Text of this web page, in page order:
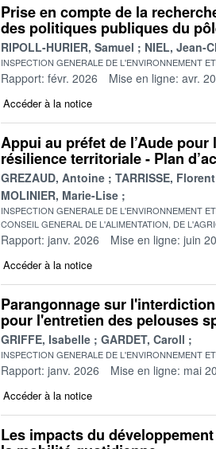
Prise en compte de la
des politiques publiques du
RIPOLL-HURIER, Samuel NIEL, Jean-
INSPECTION GENERALE DE L'ENVIRONNEMENT
Rapport: févr. 2026 Mise en ligne: avr.
Accéder à la notice
Appui au préfet de l’Aude pour
résilience territoriale - Plan
GREZAUD, Antoine TARRISSE, Florent
MOLINIER, Marie-Lise
INSPECTION GENERALE DE L'ENVIRONNEMENT
CONSEIL GENERAL DE L'ALIMENTATION, DE
Rapport: janv. 2026 Mise en ligne: juin
Accéder à la notice
Parangonnage sur
pour l'entretien des pelouses
GRIFFE, Isabelle GARDET, Caroll
INSPECTION GENERALE DE L'ENVIRONNEMENT
Rapport: janv. 2026 Mise en ligne: mai
Accéder à la notice
Les impacts du